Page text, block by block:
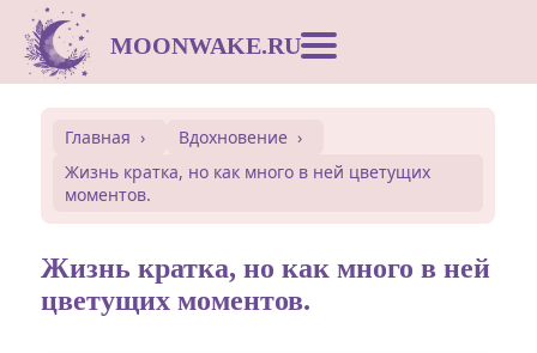
MOONWAKE.RU
Сонник
Открытки
Главная
Вдохновение
Жизнь кратка, но как много в ней цветущих
моментов.
Жизнь кратка, но как много в ней
цветущих моментов.